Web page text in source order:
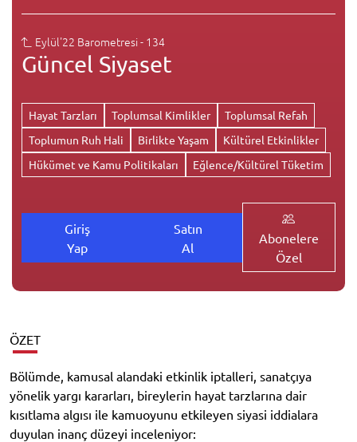
Eylül'22 Barometresi - 134
Güncel Siyaset
Hayat Tarzları Toplumsal Kimlikler
Toplumsal Refah
Toplumun Ruh Hali
Birlikte Yaşam
Kültürel Etkinlikler
Hükümet ve Kamu Politikaları
Eğlence/Kültürel Tüketim
Giriş
Yap
Satın
Al
Abonelere
Özel
ÖZET
Bölümde, kamusal alandaki etkinlik iptalleri, sanatçıya
yönelik yargı kararları, bireylerin hayat tarzlarına dair
kısıtlama algısı ile kamuoyunu etkileyen siyasi iddialara
duyulan inanç düzeyi inceleniyor: